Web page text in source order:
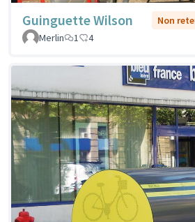
Guinguette Wilson
Non
Merlin
1 4